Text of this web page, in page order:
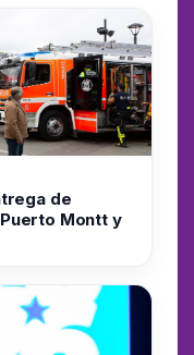
de
Montt y